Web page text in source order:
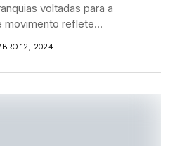
voltadas para a
movimento reflete...
12, 2024